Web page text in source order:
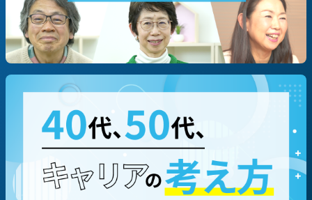
職種別に探す
#技術/開発職/エンジニア
#営業
#企画/マーケ
#専門職（コンサルタント等）